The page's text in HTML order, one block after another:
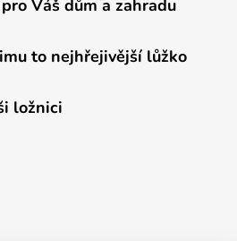
Váš dům a zahradu
to nejhřejivější lůžko
ložnici